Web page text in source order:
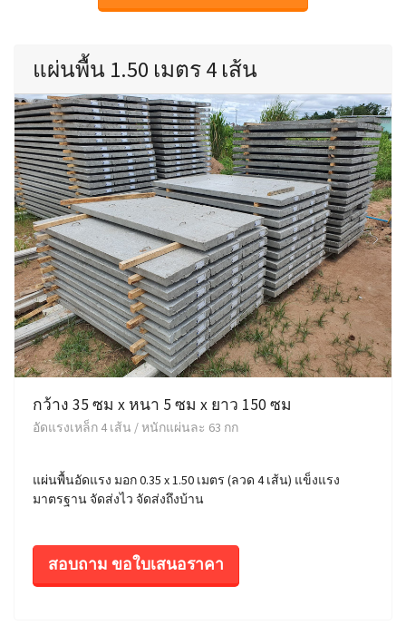
แผ่นพื้น 1.50 เมตร 4 เส้น
กว้าง 35 ซม x หนา 5 ซม x ยาว 150 ซม
อัดแรงเหล็ก 4 เส้น / หนักแผ่นละ 63 กก
แผ่นพื้นอัดแรง มอก 0.35 x 1.50 เมตร (ลวด 4 เส้น) แข็งแรง
มาตรฐาน จัดส่งไว จัดส่งถึงบ้าน
สอบถาม ขอใบเสนอราคา